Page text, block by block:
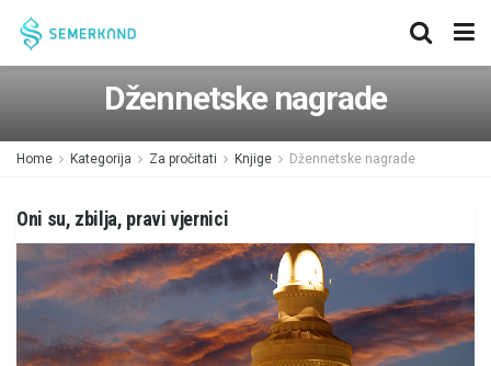
Džennetske nagrade
Home Kategorija Za pročitati Knjige Džennetske nagrade
Oni su, zbilja, pravi vjernici